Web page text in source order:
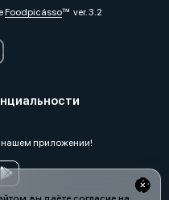
Foodpicássover. 3.2
нашем приложении!